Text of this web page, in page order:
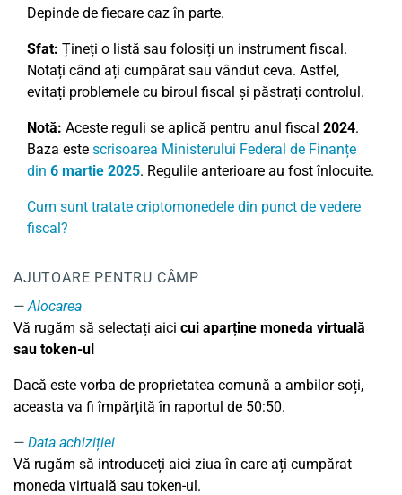
Depinde de fiecare caz în parte.
Sfat: Țineți o listă sau folosiți un instrument fiscal.
Notați când ați cumpărat sau vândut ceva. Astfel,
evitați problemele cu biroul fiscal și păstrați controlul.
Notă: Aceste reguli se aplică pentru anul fiscal 2024.
Baza este scrisoarea Ministerului Federal de Finanțe
din 6 martie 2025. Regulile anterioare au fost înlocuite.
Cum sunt tratate criptomonedele din punct de vedere
fiscal?
AJUTOARE PENTRU CÂMP
Alocarea
Vă rugăm să selectați aici cui aparține moneda virtuală
sau token-ul
Dacă este vorba de proprietatea comună a ambilor soți,
aceasta va fi împărțită în raportul de 50:50.
Data achiziției
Vă rugăm să introduceți aici ziua în care ați cumpărat
moneda virtuală sau token-ul.